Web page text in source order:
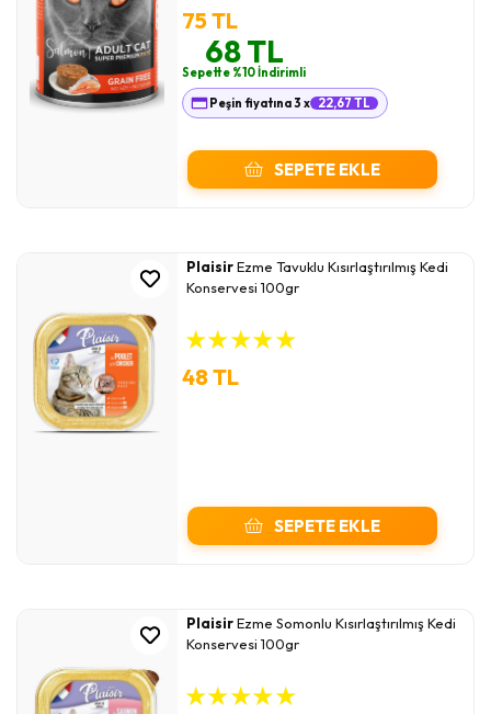
75 TL
68 TL
Sepette %10 İndirimli
Peşin fiyatına 3 x
22,67 TL
SEPETE EKLE
PlaisirEzme Tavuklu Kısırlaştırılmış Kedi
Konservesi 100gr
★★★★★
48 TL
SEPETE EKLE
PlaisirEzme Somonlu Kısırlaştırılmış Kedi
Konservesi 100gr
★★★★★